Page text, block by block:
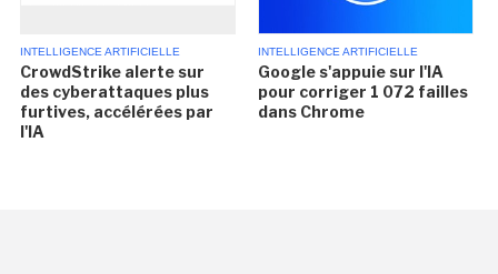
INTELLIGENCE ARTIFICIELLE
CrowdStrike alerte sur
des cyberattaques plus
furtives, accélérées par
l'IA
INTELLIGENCE ARTIFICIELLE
Google s'appuie sur l'IA
pour corriger 1 072 failles
dans Chrome